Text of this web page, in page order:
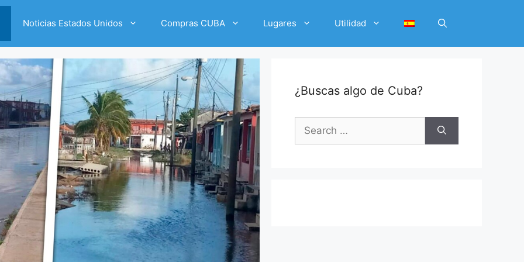
Noticias Estados Unidos Compras CUBA Lugares Utilidad
¿Buscas algo de Cuba?
Search
for: